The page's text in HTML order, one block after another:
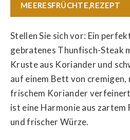
MEERESFRÜCHTE,REZEPT
Stellen Sie sich vor: Ein
gebratenes Thunfisch-Steak
Kruste aus Koriander und
auf einem Bett von cremigen,
frischem Koriander
ist eine Harmonie aus zartem
und frischer Würze.